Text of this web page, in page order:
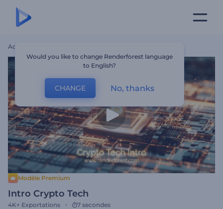
Accueil
Modèle Premium
Intro Crypto Tech
4K+ Exportations 7 secondes
Would you like to change Renderforest language
to English?
CHANGE No, thanks